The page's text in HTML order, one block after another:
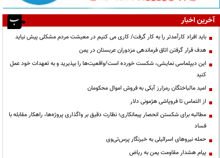
آخرین اخبار
باید افراد کارآمدتر را به کار گرفت/ کاری می کنیم در معیشت مردم مشکلی پیش نیاید
هدف قرار گرفتن اتاق‌ فرماندهی مزدوران عربستان در یمن
این دیپلماسی نمایشی، شکست خورده است/واقعیت‌ها را بپذیرید و به تعهدات خود عمل
کنید
امید مالباختگان رمزارز آبکی به فروش اموال محکومان
از التماس تا فروپاشی هژمونی دلار
مطالبه برای شکستن انحصار پیمانکاری؛ نظارت دقیق بر واگذاری پروژه‌ها، راهکار مقابله با
فساد
حمله نیروهای اسرائیلی به خبرنگار پرس‌تی‌وی
پیام هشدار مقاومت یمن به ریاض